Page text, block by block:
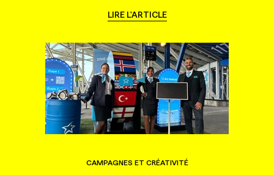
LIRE L'ARTICLE
CAMPAGNES ET CRÉATIVITÉ